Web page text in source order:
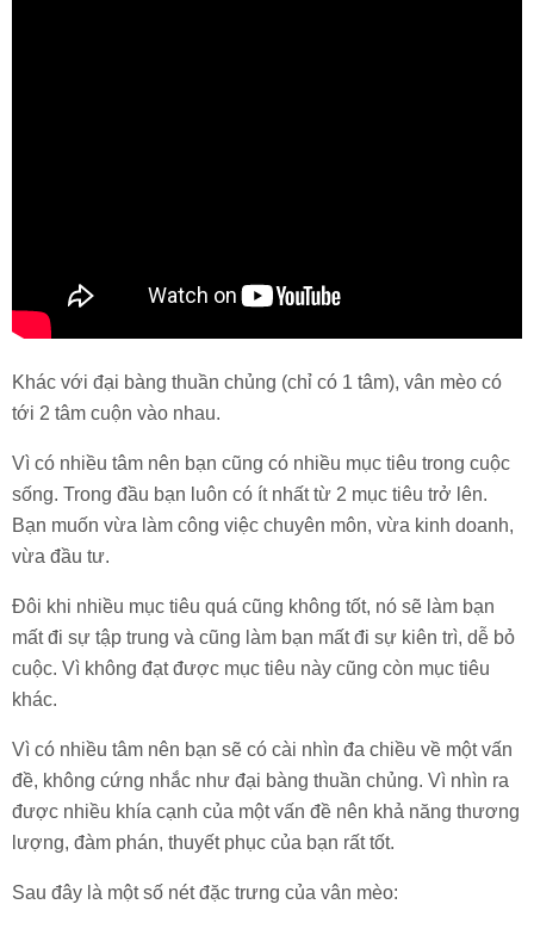
Khác với đại bàng thuần chủng (chỉ có 1 tâm), vân mèo có
tới 2 tâm cuộn vào nhau.
Vì có nhiều tâm nên bạn cũng có nhiều mục tiêu trong cuộc
sống. Trong đầu bạn luôn có ít nhất từ 2 mục tiêu trở lên.
Bạn muốn vừa làm công việc chuyên môn, vừa kinh doanh,
vừa đầu tư.
Đôi khi nhiều mục tiêu quá cũng không tốt, nó sẽ làm bạn
mất đi sự tập trung và cũng làm bạn mất đi sự kiên trì, dễ bỏ
cuộc. Vì không đạt được mục tiêu này cũng còn mục tiêu
khác.
Vì có nhiều tâm nên bạn sẽ có cài nhìn đa chiều về một vấn
đề, không cứng nhắc như đại bàng thuần chủng. Vì nhìn ra
được nhiều khía cạnh của một vấn đề nên khả năng thương
lượng, đàm phán, thuyết phục của bạn rất tốt.
Sau đây là một số nét đặc trưng của vân mèo: